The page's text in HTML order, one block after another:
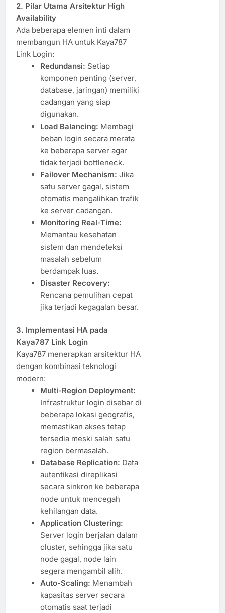
2. Pilar Utama Arsitektur High
Availability
Ada beberapa elemen inti dalam
membangun HA untuk Kaya787
Link Login:
Redundansi: Setiap
komponen penting (server,
database, jaringan) memiliki
cadangan yang siap
digunakan.
Load Balancing: Membagi
beban login secara merata
ke beberapa server agar
tidak terjadi bottleneck.
Failover Mechanism: Jika
satu server gagal, sistem
otomatis mengalihkan trafik
ke server cadangan.
Monitoring Real-Time:
Memantau kesehatan
sistem dan mendeteksi
masalah sebelum
berdampak luas.
Disaster Recovery:
Rencana pemulihan cepat
jika terjadi kegagalan besar.
3. Implementasi HA pada
Kaya787 Link Login
Kaya787 menerapkan arsitektur HA
dengan kombinasi teknologi
modern:
Multi-Region Deployment:
Infrastruktur login disebar di
beberapa lokasi geografis,
memastikan akses tetap
tersedia meski salah satu
region bermasalah.
Database Replication: Data
autentikasi direplikasi
secara sinkron ke beberapa
node untuk mencegah
kehilangan data.
Application Clustering:
Server login berjalan dalam
cluster, sehingga jika satu
node gagal, node lain
segera mengambil alih.
Auto-Scaling: Menambah
kapasitas server secara
otomatis saat terjadi